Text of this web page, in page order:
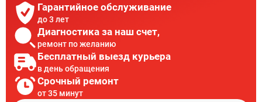
Гарантийное обслуживание
до 3 лет
Диагностика за наш счет,
ремонт по желанию
Бесплатный выезд курьера
в день обращения
Срочный ремонт
от 35 минут